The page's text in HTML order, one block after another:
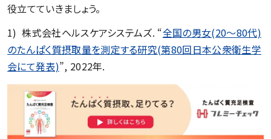
記事一覧を見る
役立てていきましょう。
1) 株式会社ヘルスケアシステムズ. “全国の男女(20〜80代)
のたんぱく質摂取量を測定する研究(第80回日本公衆衛生学
会にて発表)”, 2022年.